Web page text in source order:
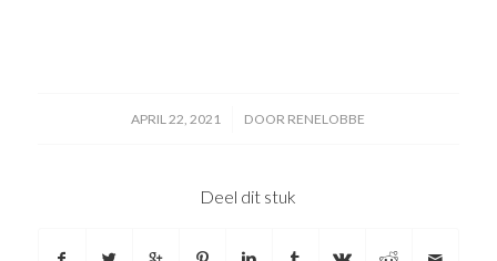
APRIL 22, 2021
/ DOOR RENELOBBE
Deel dit stuk